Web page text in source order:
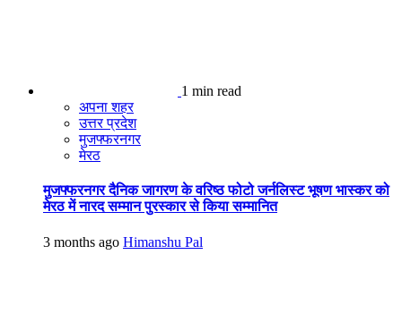
1 min read
अपना शहर
उत्तर प्रदेश
मुजफ्फरनगर
मेरठ
मुजफ्फरनगर दैनिक जागरण के वरिष्ठ फोटो जर्नलिस्ट भूषण भास्कर को
मेरठ में नारद सम्मान पुरस्कार से किया सम्मानित
3 months ago Himanshu Pal